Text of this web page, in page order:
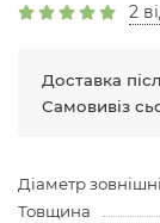
2
Доставка
Самовивіз
Діаметр
Товщина